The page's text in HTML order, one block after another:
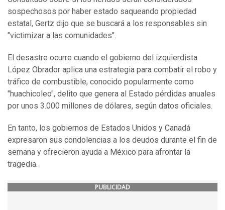
sospechosos por haber estado saqueando propiedad
estatal, Gertz dijo que se buscará a los responsables sin
"victimizar a las comunidades".
El desastre ocurre cuando el gobierno del izquierdista
López Obrador aplica una estrategia para combatir el robo y
tráfico de combustible, conocido popularmente como
"huachicoleo", delito que genera al Estado pérdidas anuales
por unos 3.000 millones de dólares, según datos oficiales.
En tanto, los gobiernos de Estados Unidos y Canadá
expresaron sus condolencias a los deudos durante el fin de
semana y ofrecieron ayuda a México para afrontar la
tragedia.
PUBLICIDAD